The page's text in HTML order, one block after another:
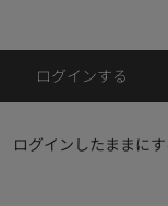
ログインしたままにす